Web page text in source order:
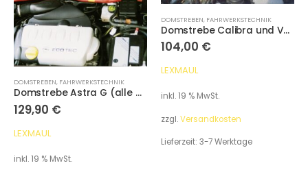
DOMSTREBEN, FAHRWERKSTECHNIK
Domstrebe Astra G (alle außer Diesel) vorne
129,90 €
LEXMAUL
inkl. 19 % MwSt.
DOMSTREBEN, FAHRWERKSTECHNIK
Domstrebe Calibra und Vectra A vorne
104,00 €
LEXMAUL
inkl. 19 % MwSt.
zzgl.Versandkosten
Lieferzeit: 3-7 Werktage